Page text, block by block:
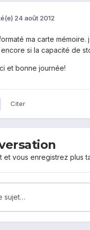
24 août 2012
ma carte
si la capacité de
et bonne journée!
Citer
et vous enregistrez plus
sujet…